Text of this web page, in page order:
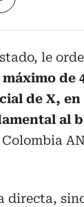
le
de
de X,
al
directa,